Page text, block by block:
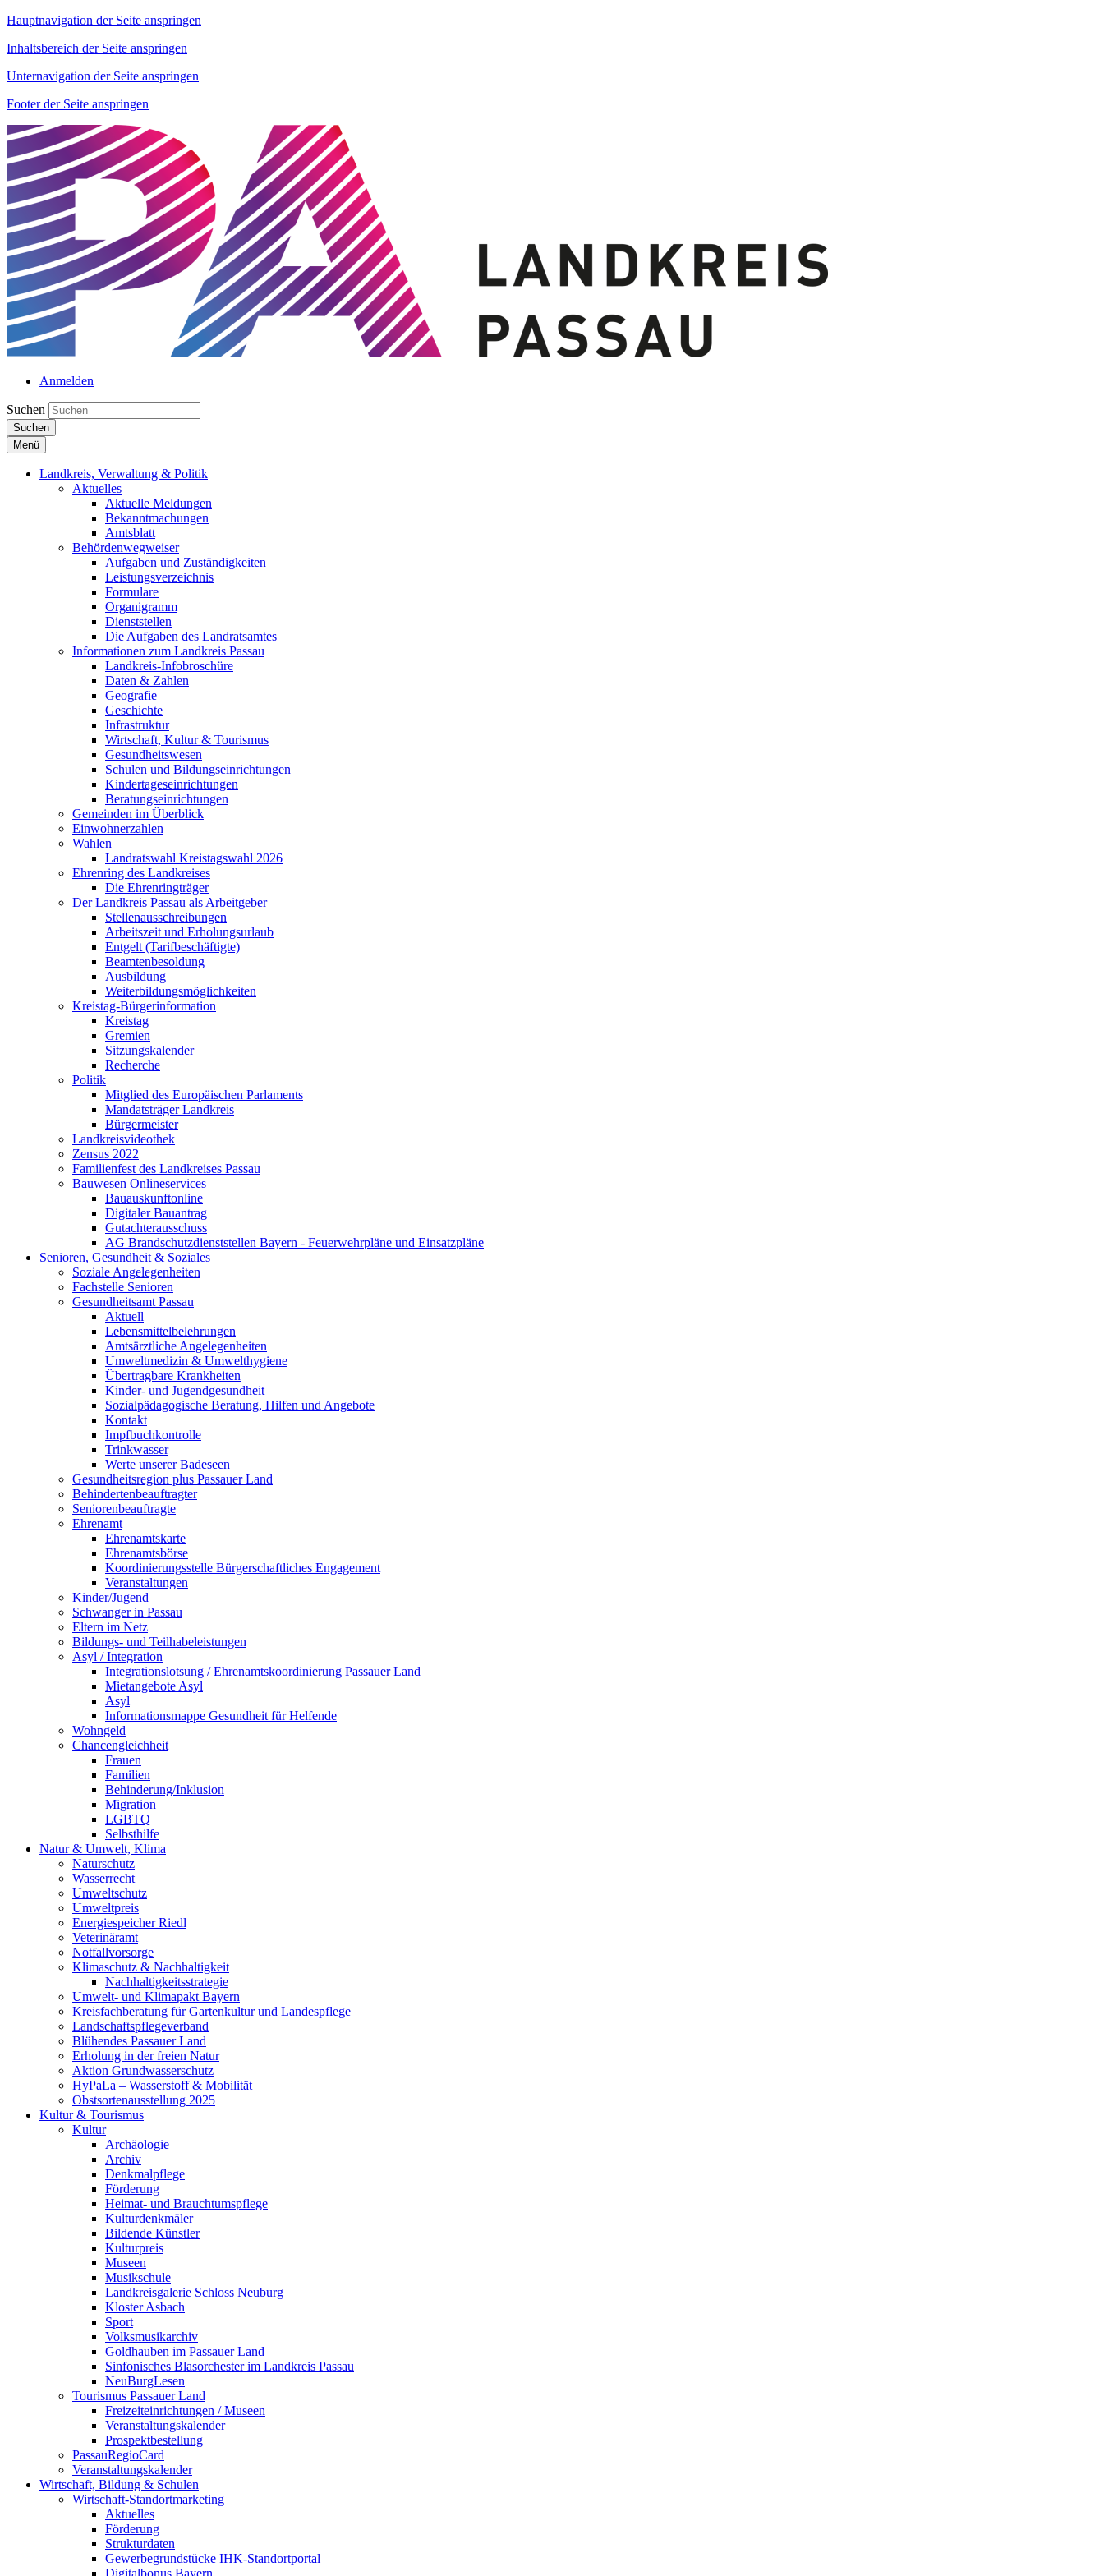
Hauptnavigation der Seite anspringen
Inhaltsbereich der Seite anspringen
Unternavigation der Seite anspringen
Footer der Seite anspringen
Anmelden
Suchen
Suchen
Menü
Landkreis, Verwaltung & Politik
Aktuelles
Aktuelle Meldungen
Bekanntmachungen
Amtsblatt
Behördenwegweiser
Aufgaben und Zuständigkeiten
Leistungsverzeichnis
Formulare
Organigramm
Dienststellen
Die Aufgaben des Landratsamtes
Informationen zum Landkreis Passau
Landkreis-Infobroschüre
Daten & Zahlen
Geografie
Geschichte
Infrastruktur
Wirtschaft, Kultur & Tourismus
Gesundheitswesen
Schulen und Bildungseinrichtungen
Kindertageseinrichtungen
Beratungseinrichtungen
Gemeinden im Überblick
Einwohnerzahlen
Wahlen
Landratswahl Kreistagswahl 2026
Ehrenring des Landkreises
Die Ehrenringträger
Der Landkreis Passau als Arbeitgeber
Stellenausschreibungen
Arbeitszeit und Erholungsurlaub
Entgelt (Tarifbeschäftigte)
Beamtenbesoldung
Ausbildung
Weiterbildungsmöglichkeiten
Kreistag-Bürgerinformation
Kreistag
Gremien
Sitzungskalender
Recherche
Politik
Mitglied des Europäischen Parlaments
Mandatsträger Landkreis
Bürgermeister
Landkreisvideothek
Zensus 2022
Familienfest des Landkreises Passau
Bauwesen Onlineservices
Bauauskunftonline
Digitaler Bauantrag
Gutachterausschuss
AG Brandschutzdienststellen Bayern - Feuerwehrpläne und Einsatzpläne
Senioren, Gesundheit & Soziales
Soziale Angelegenheiten
Fachstelle Senioren
Gesundheitsamt Passau
Aktuell
Lebensmittelbelehrungen
Amtsärztliche Angelegenheiten
Umweltmedizin & Umwelthygiene
Übertragbare Krankheiten
Kinder- und Jugendgesundheit
Sozialpädagogische Beratung, Hilfen und Angebote
Kontakt
Impfbuchkontrolle
Trinkwasser
Werte unserer Badeseen
Gesundheitsregion plus Passauer Land
Behindertenbeauftragter
Seniorenbeauftragte
Ehrenamt
Ehrenamtskarte
Ehrenamtsbörse
Koordinierungsstelle Bürgerschaftliches Engagement
Veranstaltungen
Kinder/Jugend
Schwanger in Passau
Eltern im Netz
Bildungs- und Teilhabeleistungen
Asyl / Integration
Integrationslotsung / Ehrenamtskoordinierung Passauer Land
Mietangebote Asyl
Asyl
Informationsmappe Gesundheit für Helfende
Wohngeld
Chancengleichheit
Frauen
Familien
Behinderung/Inklusion
Migration
LGBTQ
Selbsthilfe
Natur & Umwelt, Klima
Naturschutz
Wasserrecht
Umweltschutz
Umweltpreis
Energiespeicher Riedl
Veterinäramt
Notfallvorsorge
Klimaschutz & Nachhaltigkeit
Nachhaltigkeitsstrategie
Umwelt- und Klimapakt Bayern
Kreisfachberatung für Gartenkultur und Landespflege
Landschaftspflegeverband
Blühendes Passauer Land
Erholung in der freien Natur
Aktion Grundwasserschutz
HyPaLa – Wasserstoff & Mobilität
Obstsortenausstellung 2025
Kultur & Tourismus
Kultur
Archäologie
Archiv
Denkmalpflege
Förderung
Heimat- und Brauchtumspflege
Kulturdenkmäler
Bildende Künstler
Kulturpreis
Museen
Musikschule
Landkreisgalerie Schloss Neuburg
Kloster Asbach
Sport
Volksmusikarchiv
Goldhauben im Passauer Land
Sinfonisches Blasorchester im Landkreis Passau
NeuBurgLesen
Tourismus Passauer Land
Freizeiteinrichtungen / Museen
Veranstaltungskalender
Prospektbestellung
PassauRegioCard
Veranstaltungskalender
Wirtschaft, Bildung & Schulen
Wirtschaft-Standortmarketing
Aktuelles
Förderung
Strukturdaten
Gewerbegrundstücke IHK-Standortportal
Digitalbonus Bayern